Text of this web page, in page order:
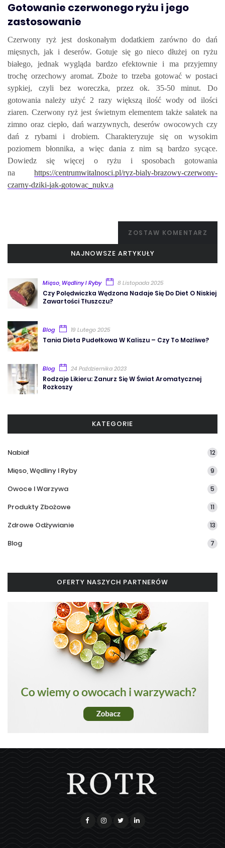
Gotowanie czerwonego ryżu i jego
zastosowanie
Czerwony ryż jest doskonałym dodatkiem zarówno do dań
mięsnych, jak i deserów. Gotuje się go nieco dłużej on ryżu
białego, jednak wygląda bardzo efektownie i ma przyjemny
trochę orzechowy aromat. Zboże to trzeba gotować w postaci
sypkiej, czyli bez woreczka, przez ok. 35-50 minut. Do
gotowania należy użyć 2 razy większą ilość wody od ilości
ziaren. Czerwony ryż jest świetnym elementem także sałatek na
zimno oraz ciepło, dań warzywnych, deserów owocowych czy
dań z rybami i drobiem. Charakteryzuje się on wysokim
poziomem błonnika, a więc dania z nim są bardzo sycące.
Dowiedz się więcej o ryżu i sposobach gotowania
na https://centrumwitalnosci.pl/ryz-bialy-brazowy-czerwony-
czarny-dziki-jak-gotowac_nukv.a
ZOSTAW KOMENTARZ
NAJNOWSZE ARTYKUŁY
Mięso, Wędliny I Ryby 8 Listopada 2025
Czy Polędwiczka Wędzona Nadaje Się Do Diet O Niskiej
Zawartości Tłuszczu?
Blog 19 Lutego 2025
Tania Dieta Pudełkowa W Kaliszu – Czy To Możliwe?
Blog 24 Października 2023
Rodzaje Likieru: Zanurz Się W Świat Aromatycznej
Rozkoszy
KATEGORIE
Nabiał 12
Mięso, Wędliny I Ryby 9
Owoce I Warzywa 5
Produkty Zbożowe 11
Zdrowe Odżywianie 13
Blog 7
OFERTY NASZYCH PARTNERÓW